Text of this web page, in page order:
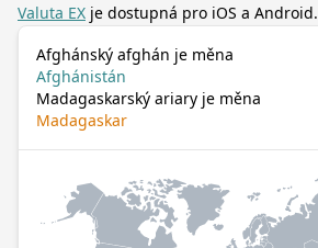
Valuta EX je dostupná pro iOS a Android.
Afghánský afghán je měna
Afghánistán
Madagaskarský ariary je měna
Madagaskar